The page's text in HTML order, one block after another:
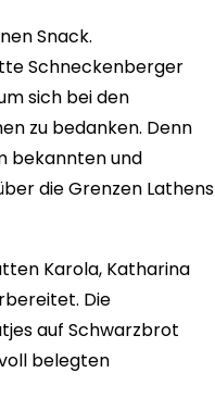
Snack.
Schneckenberger
sich bei den
zu bedanken. Denn
bekannten und
die Grenzen Lathens
Karola, Katharina
Die
auf Schwarzbrot
belegten